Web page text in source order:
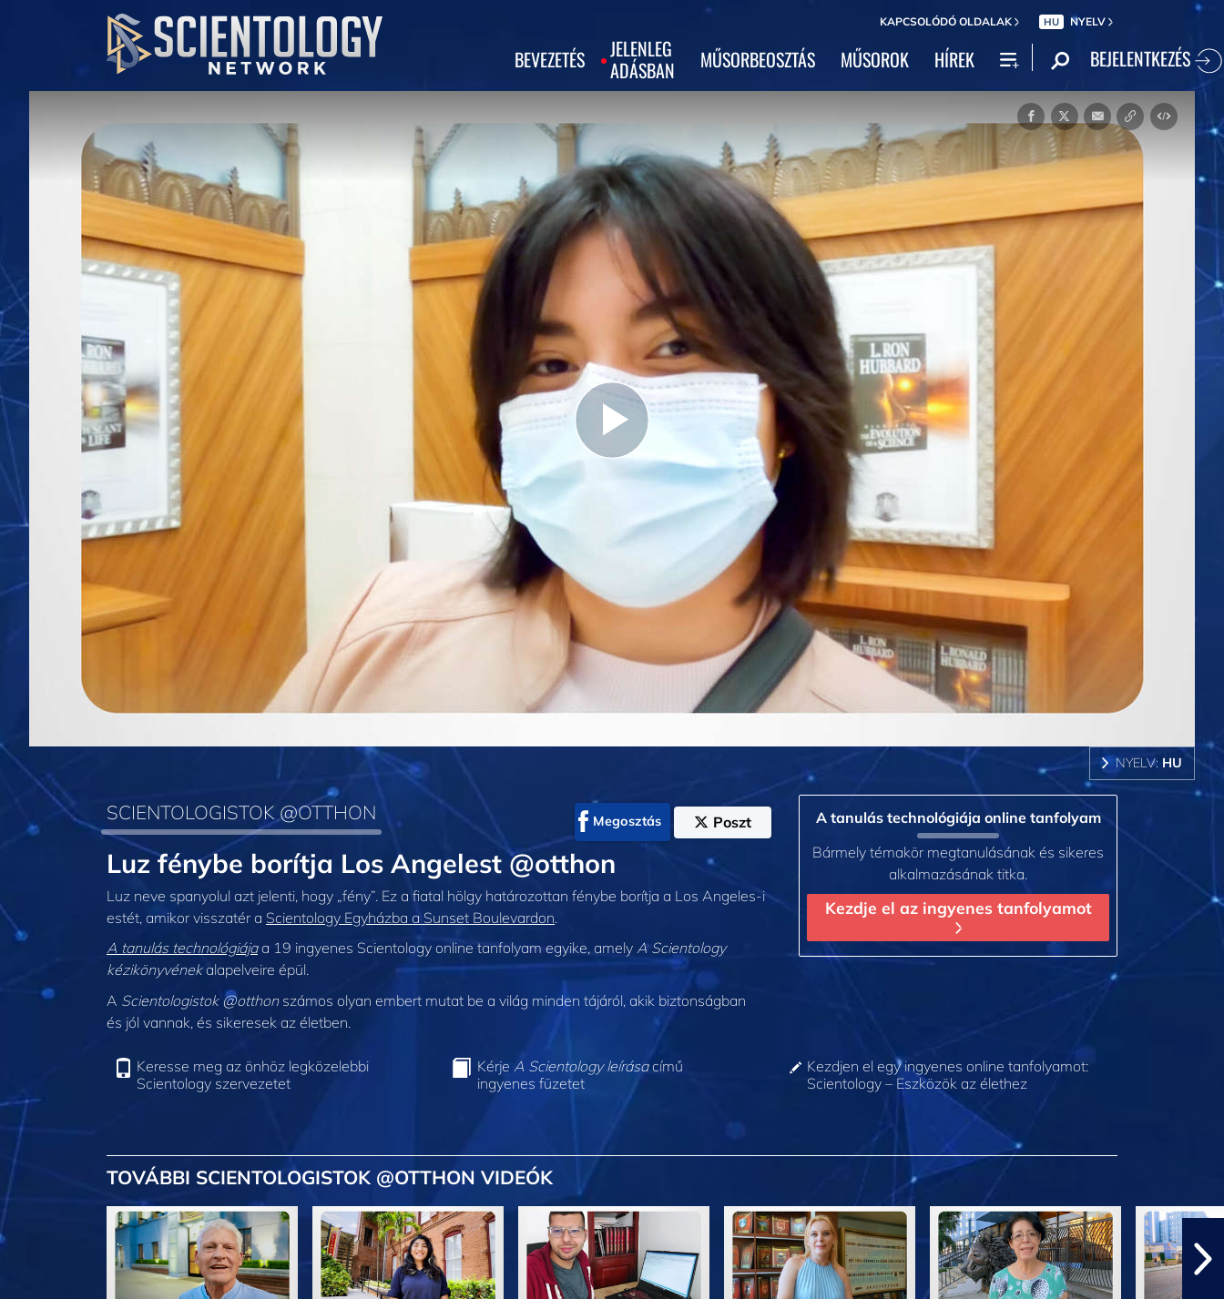
KAPCSOLÓDÓ OLDALAK HU NYELV
BEVEZETÉS
JELENLEG
ADÁSBAN
MŰSORBEOSZTÁS MŰSOROK HÍREK BEJELENTKEZÉS
Play
Video
NYELV: HU
SCIENTOLOGISTOK @OTTHON Megosztás Poszt
Luz fénybe borítja Los Angelest @otthon
Luz neve spanyolul azt jelenti, hogy „fény”. Ez a fiatal hölgy határozottan fénybe borítja a Los Angeles-i
estét, amikor visszatér a Scientology Egyházba a Sunset Boulevardon.
A tanulás technológiájaa 19 ingyenes Scientology online tanfolyam egyike, amely A Scientology
kézikönyvénekalapelveire épül.
A Scientologistok @otthonszámos olyan embert mutat be a világ minden tájáról, akik biztonságban
és jól vannak, és sikeresek az életben.
A tanulás technológiája online tanfolyam
Bármely témakör megtanulásának és sikeres
alkalmazásának titka.
Kezdje el az ingyenes tanfolyamot
Keresse meg az önhöz legközelebbi
Scientology szervezetet
KérjeA Scientology leírásacímű
ingyenes füzetet
Kezdjen el egy ingyenes online tanfolyamot:
Scientology – Eszközök az élethez
TOVÁBBI SCIENTOLOGISTOK @OTTHON VIDEÓK